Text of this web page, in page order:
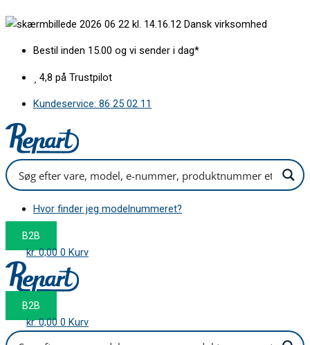
til
Dansk virksomhed
Bestil inden 15.00 og vi sender i dag*
4,8 på Trustpilot
Kundeservice: 86 25 02 11
Hvor finder jeg modelnummeret?
B2B
kr.0,00 0 Kurv
B2B
kr.0,00 0 Kurv
trådkurv
smal
45cm
antal